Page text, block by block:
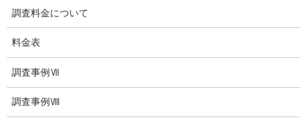
子供の虐待
児童虐待防止対策
子供のいじめ相談
いじめ相談・愛知県名古屋
調査料金について
料金表
調査事例Ⅶ
調査事例Ⅷ